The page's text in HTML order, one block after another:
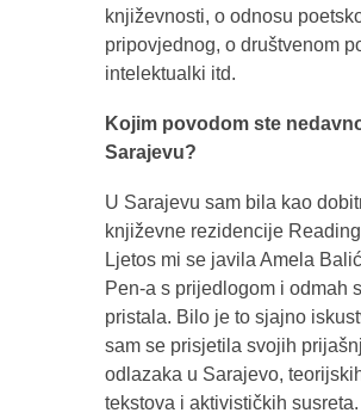
književnosti, o odnosu
pripovjednog, o društvenom
intelektualki itd.
Kojim povodom ste
Sarajevu?
U Sarajevu sam bila kao
književne rezidencije
Ljetos mi se javila Amela
Pen-a s prijedlogom i odmah
pristala. Bilo je to sjajno
sam se prisjetila svojih
odlazaka u Sarajevo,
tekstova i aktivističkih